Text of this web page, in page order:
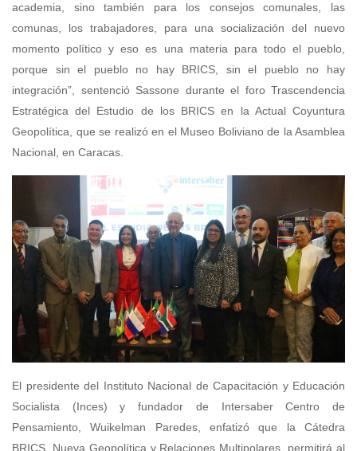
academia, sino también para los consejos comunales, las
comunas, los trabajadores, para una socialización del nuevo
momento político y eso es una materia para todo el pueblo,
porque sin el pueblo no hay BRICS, sin el pueblo no hay
integración”, sentenció Sassone durante el foro Trascendencia
Estratégica del Estudio de los BRICS en la Actual Coyuntura
Geopolítica, que se realizó en el Museo Boliviano de la Asamblea
Nacional, en Caracas.
El presidente del Instituto Nacional de Capacitación y Educación
Socialista (Inces) y fundador de Intersaber Centro de
Pensamiento, Wuikelman Paredes, enfatizó que la Cátedra
BRICS, Nueva Geopolítica y Relaciones Multipolares, permitirá al